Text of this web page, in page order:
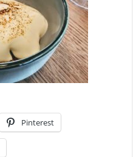
Pinterest